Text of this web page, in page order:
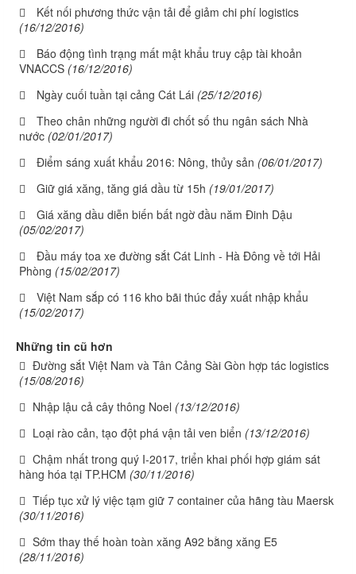
Kết nối phương thức vận tải để giảm chi phí logistics
(16/12/2016)
Báo động tình trạng mất mật khẩu truy cập tài khoản
VNACCS (16/12/2016)
Ngày cuối tuần tại cảng Cát Lái (25/12/2016)
Theo chân những người đi chốt số thu ngân sách Nhà
nước (02/01/2017)
Điểm sáng xuất khẩu 2016: Nông, thủy sản (06/01/2017)
Giữ giá xăng, tăng giá dầu từ 15h (19/01/2017)
Giá xăng dầu diễn biến bất ngờ đầu năm Đinh Dậu
(05/02/2017)
Đầu máy toa xe đường sắt Cát Linh - Hà Đông về tới Hải
Phòng (15/02/2017)
Việt Nam sắp có 116 kho bãi thúc đẩy xuất nhập khẩu
(15/02/2017)
Những tin cũ hơn
Đường sắt Việt Nam và Tân Cảng Sài Gòn hợp tác logistics
(15/08/2016)
Nhập lậu cả cây thông Noel (13/12/2016)
Loại rào cản, tạo đột phá vận tải ven biển (13/12/2016)
Chậm nhất trong quý I-2017, triển khai phối hợp giám sát
hàng hóa tại TP.HCM (30/11/2016)
Tiếp tục xử lý việc tạm giữ 7 container của hãng tàu Maersk
(30/11/2016)
Sớm thay thế hoàn toàn xăng A92 bằng xăng E5
(28/11/2016)